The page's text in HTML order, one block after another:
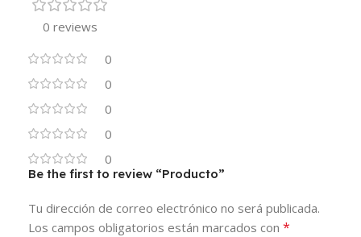
0 reviews
0
0
0
0
0
Be the first to review “Producto”
Tu dirección de correo electrónico no será publicada.
Los campos obligatorios están marcados con *